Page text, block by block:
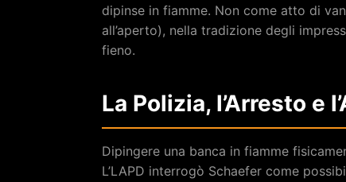
dipinse in fiamme. Non come atto di
all’aperto), nella tradizione degli
fieno.
La Polizia, l’Arresto e
Dipingere una banca in fiamme
L’LAPD interrogò Schaefer come